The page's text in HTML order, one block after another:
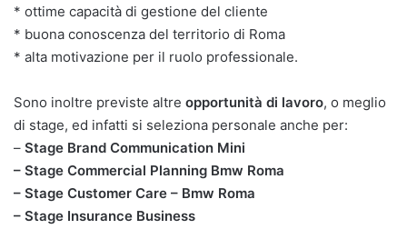
* ottime capacità di gestione del cliente
* buona conoscenza del territorio di Roma
* alta motivazione per il ruolo professionale.
Sono inoltre previste altre opportunità di lavoro, o meglio
di stage, ed infatti si seleziona personale anche per:
– Stage Brand Communication Mini
– Stage Commercial Planning Bmw Roma
– Stage Customer Care – Bmw Roma
– Stage Insurance Business